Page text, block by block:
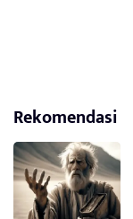
Rekomendasi